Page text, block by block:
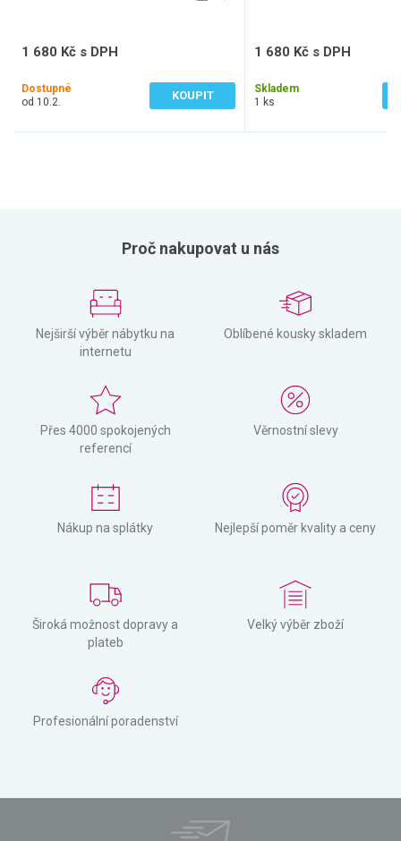
1 680 Kč s DPH
Dostupné
od 10.2.
KOUPIT
1 680 Kč s DPH
Skladem
1 ks
Proč nakupovat u nás
Nejširší výběr nábytku na
internetu
Oblíbené kousky skladem
Přes 4000 spokojených
referencí
Věrnostní slevy
Nákup na splátky Nejlepší poměr kvality a ceny
Široká možnost dopravy a
plateb
Velký výběr zboží
Profesionální poradenství